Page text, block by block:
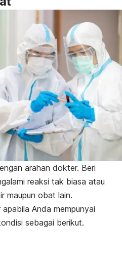
arahan dokter. Beri
reaksi tak biasa atau
maupun obat lain.
Anda mempunyai
sebagai berikut.